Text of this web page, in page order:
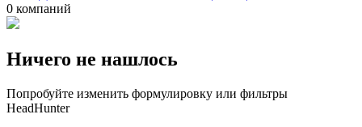
0 компаний
Ничего не нашлось
Попробуйте изменить формулировку или фильтры
HeadHunter